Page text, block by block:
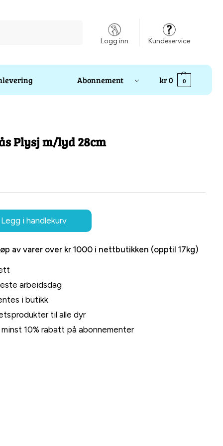
Logg inn Kundeservice
Abonnement kr0 0
Plysj m/lyd 28cm
Legg i handlekurv
av varer over kr 1000 i nettbutikken (opptil 17kg)
arbeidsdag
i butikk
til alle dyr
10% rabatt på abonnementer